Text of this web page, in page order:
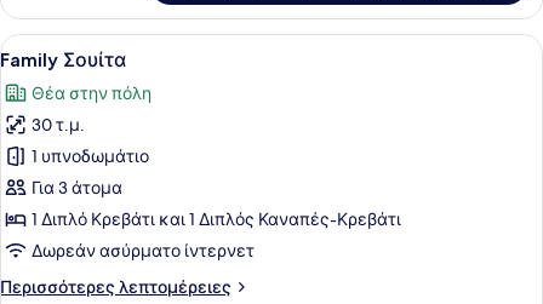
Δίκλινο
Δωμάτιο
(Double)
Προβολή
όλων
των
φωτογραφιών
για
Family
Σουίτα
Ένα μικρό, λειτουργικό δωμάτιο
8
Family Σουίτα
Θέα στην πόλη
30 τ.μ.
1 υπνοδωμάτιο
Για 3 άτομα
1 Διπλό Κρεβάτι και 1 Διπλός Καναπές-Κρεβάτι
Δωρεάν ασύρματο ίντερνετ
Περισσότερες λεπτομέρειες
Περισσότερες